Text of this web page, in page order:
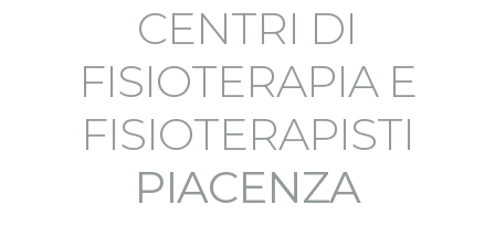
CENTRI DI
FISIOTERAPIA E
FISIOTERAPISTI
PIACENZA